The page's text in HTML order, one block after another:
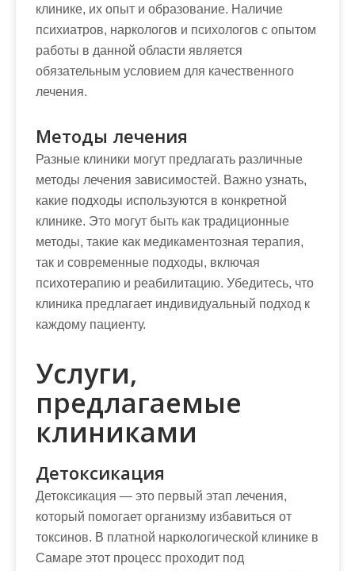
клинике, их опыт и образование. Наличие
психиатров, наркологов и психологов с опытом
работы в данной области является
обязательным условием для качественного
лечения.
Методы лечения
Разные клиники могут предлагать различные
методы лечения зависимостей. Важно узнать,
какие подходы используются в конкретной
клинике. Это могут быть как традиционные
методы, такие как медикаментозная терапия,
так и современные подходы, включая
психотерапию и реабилитацию. Убедитесь, что
клиника предлагает индивидуальный подход к
каждому пациенту.
Услуги,
предлагаемые
клиниками
Детоксикация
Детоксикация — это первый этап лечения,
который помогает организму избавиться от
токсинов. В платной наркологической клинике в
Самаре этот процесс проходит под